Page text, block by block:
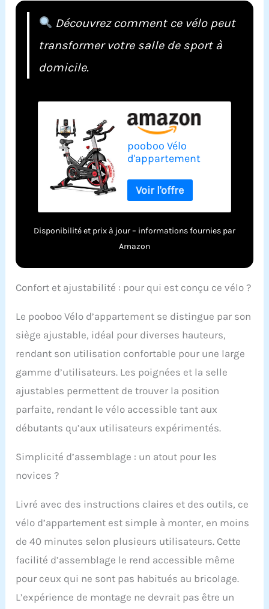
Découvrez comment ce vélo peut
transformer votre salle de sport à
domicile.
pooboo Vélo
d'appartement
salle de sport à
domicile, vélo
d'intérieur à
magnétique avec
coussin de siège
support pour iPad,
vélo d'intérieur
silencieux pour
Disponibilité et prix à jour – informations fournies par
Amazon
Confort et ajustabilité : pour qui est conçu ce vélo ?
Le pooboo Vélo d’appartement se distingue par son
siège ajustable, idéal pour diverses hauteurs,
rendant son utilisation confortable pour une large
gamme d’utilisateurs. Les poignées et la selle
ajustables permettent de trouver la position
parfaite, rendant le vélo accessible tant aux
débutants qu’aux utilisateurs expérimentés.
Simplicité d’assemblage : un atout pour les
novices ?
Livré avec des instructions claires et des outils, ce
vélo d’appartement est simple à monter, en moins
de 40 minutes selon plusieurs utilisateurs. Cette
facilité d’assemblage le rend accessible même
pour ceux qui ne sont pas habitués au bricolage.
L’expérience de montage ne devrait pas être un